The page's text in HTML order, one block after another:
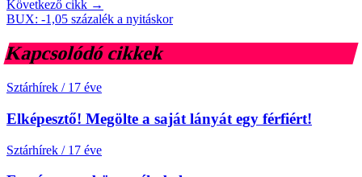
Következő cikk →
BUX: -1,05 százalék a nyitáskor
Kapcsolódó cikkek
Sztárhírek / 17 éve
Elképesztő! Megölte a saját lányát egy férfiért!
Sztárhírek / 17 éve